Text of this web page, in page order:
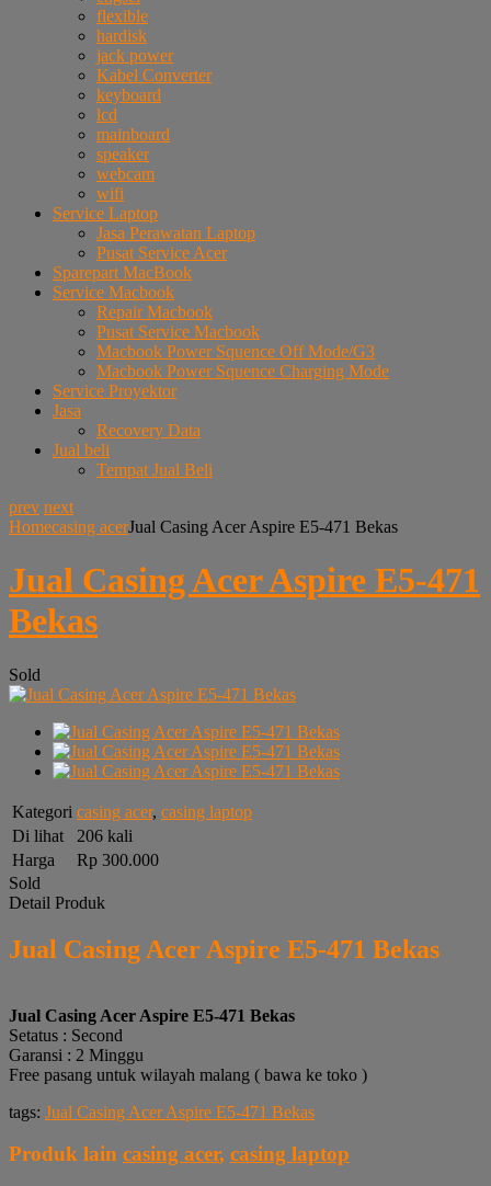
flexible
hardisk
jack power
Kabel Converter
keyboard
lcd
mainboard
speaker
webcam
wifi
Service Laptop
Jasa Perawatan Laptop
Pusat Service Acer
Sparepart MacBook
Service Macbook
Repair Macbook
Pusat Service Macbook
Macbook Power Squence Off Mode/G3
Macbook Power Squence Charging Mode
Service Proyektor
Jasa
Recovery Data
Jual beli
Tempat Jual Beli
prev next
Homecasing acerJual Casing Acer Aspire E5-471 Bekas
Jual Casing Acer Aspire E5-471
Bekas
Sold
Kategori casing acer, casing laptop
Di lihat
206 kali
Harga
Rp 300.000
Sold
Detail Produk
Jual Casing Acer Aspire E5-471 Bekas
Jual Casing Acer Aspire E5-471 Bekas
Setatus : Second
Garansi : 2 Minggu
Free pasang untuk wilayah malang ( bawa ke toko )
tags: Jual Casing Acer Aspire E5-471 Bekas
Produk lain casing acer, casing laptop